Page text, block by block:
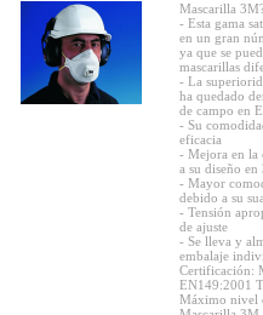
Mascarilla
- Esta gama
en un gran
ya que se
mascarillas
- La
ha quedado
de campo en
- Su
eficacia
- Mejora en la
a su diseño en
- Mayor
debido a su
- Tensión
de ajuste
- Se lleva y
embalaje
Certificación:
EN149:2001
Máximo nivel